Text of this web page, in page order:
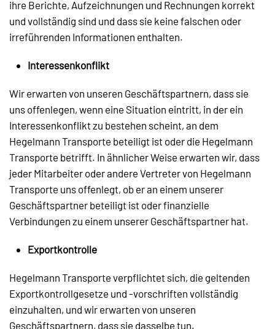
ihre Berichte, Aufzeichnungen und Rechnungen korrekt
und vollständig sind und dass sie keine falschen oder
irreführenden Informationen enthalten.
Interessenkonflikt
Wir erwarten von unseren Geschäftspartnern, dass sie
uns offenlegen, wenn eine Situation eintritt, in der ein
Interessenkonflikt zu bestehen scheint, an dem
Hegelmann Transporte beteiligt ist oder die Hegelmann
Transporte betrifft. In ähnlicher Weise erwarten wir, dass
jeder Mitarbeiter oder andere Vertreter von Hegelmann
Transporte uns offenlegt, ob er an einem unserer
Geschäftspartner beteiligt ist oder finanzielle
Verbindungen zu einem unserer Geschäftspartner hat.
Exportkontrolle
Hegelmann Transporte verpflichtet sich, die geltenden
Exportkontrollgesetze und -vorschriften vollständig
einzuhalten, und wir erwarten von unseren
Geschäftspartnern, dass sie dasselbe tun.